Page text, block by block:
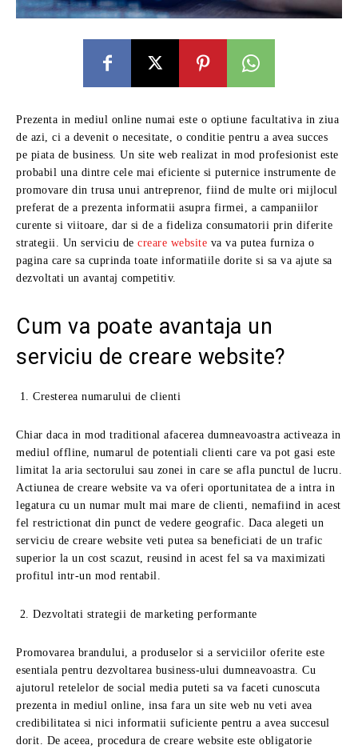
Prezenta in mediul online numai este o optiune facultativa in ziua
de azi, ci a devenit o necesitate, o conditie pentru a avea succes
pe piata de business. Un site web realizat in mod profesionist este
probabil una dintre cele mai eficiente si puternice instrumente de
promovare din trusa unui antreprenor, fiind de multe ori mijlocul
preferat de a prezenta informatii asupra firmei, a campaniilor
curente si viitoare, dar si de a fideliza consumatorii prin diferite
strategii. Un serviciu de creare website va va putea furniza o
pagina care sa cuprinda toate informatiile dorite si sa va ajute sa
dezvoltati un avantaj competitiv.
Cum va poate avantaja un
serviciu de creare website?
Cresterea numarului de clienti
Chiar daca in mod traditional afacerea dumneavoastra activeaza in
mediul offline, numarul de potentiali clienti care va pot gasi este
limitat la aria sectorului sau zonei in care se afla punctul de lucru.
Actiunea de creare website va va oferi oportunitatea de a intra in
legatura cu un numar mult mai mare de clienti, nemafiind in acest
fel restrictionat din punct de vedere geografic. Daca alegeti un
serviciu de creare website veti putea sa beneficiati de un trafic
superior la un cost scazut, reusind in acest fel sa va maximizati
profitul intr-un mod rentabil.
Dezvoltati strategii de marketing performante
Promovarea brandului, a produselor si a serviciilor oferite este
esentiala pentru dezvoltarea business-ului dumneavoastra. Cu
ajutorul retelelor de social media puteti sa va faceti cunoscuta
prezenta in mediul online, insa fara un site web nu veti avea
credibilitatea si nici informatii suficiente pentru a avea succesul
dorit. De aceea, procedura de creare website este obligatorie